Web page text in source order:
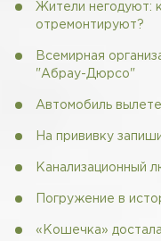
Жители негодуют:
отремонтируют?
Всемирная
"Абрау-Дюрсо"
Автомобиль
На прививку
Канализационный
Погружение в
«Кошечка»